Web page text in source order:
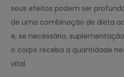
seus efeitos podem ser
de uma combinação de dieta
e, se necessário,
o corpo receba a quantidade
vital.